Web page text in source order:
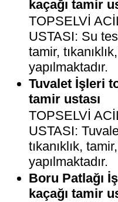
kaçağı tamir
TOPSELVİ
USTASI: Su
tamir,
yapılmaktadır.
Tuvalet İşleri
tamir ustası
TOPSELVİ
USTASI:
tıkanıklık,
yapılmaktadır.
Boru Patlağı
kaçağı tamir